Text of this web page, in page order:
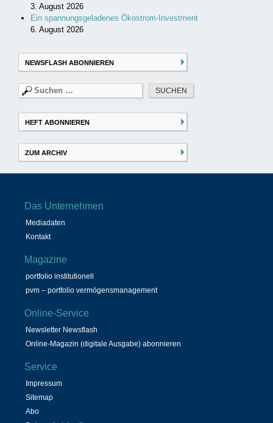
3. August 2026
Ein spannungsgeladenes Ökostrom-Investment
6. August 2026
NEWSFLASH ABONNIEREN
Suchen
nach:
HEFT ABONNIEREN
ZUM ARCHIV
Das Unternehmen
Mediadaten
Kontakt
Magazine
portfolio institutionell
pvm – portfolio vermögensmanagement
Online-Service
Newsletter Newsflash
Online-Magazin (digitale Ausgabe) abonnieren
Service
Impressum
Sitemap
Abo